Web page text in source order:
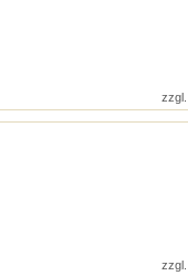
zzgl.
zzgl.